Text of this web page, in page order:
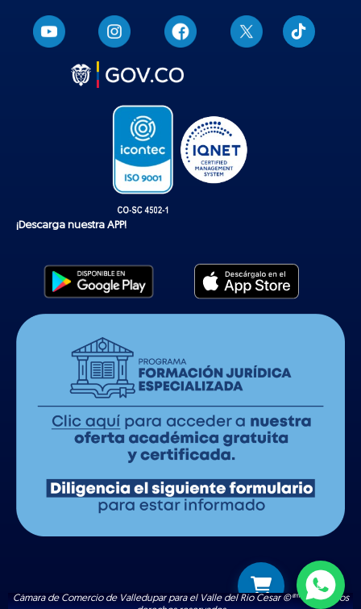
T
i
k
¡Descarga nuestra APP!
Cámara de Comercio de Valledupar para el Valle del Río Cesar ©®™ | Todos los